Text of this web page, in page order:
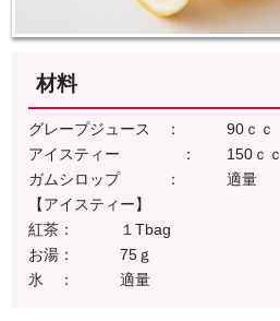
材料
グレープジュース ： 90ｃｃ
アイスティー ： 150ｃｃ
ガムシロップ ： 適量
【アイスティー】
紅茶： １Tbag
お湯： 75ｇ
氷 ： 適量